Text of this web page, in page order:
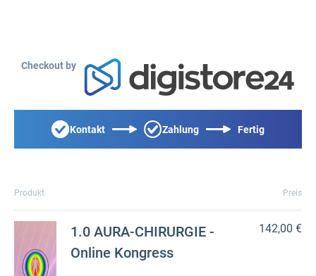
Checkout by
Kontakt Zahlung Fertig
Produkt Preis
1.0 AURA-CHIRURGIE -
Online Kongress
142,00 €